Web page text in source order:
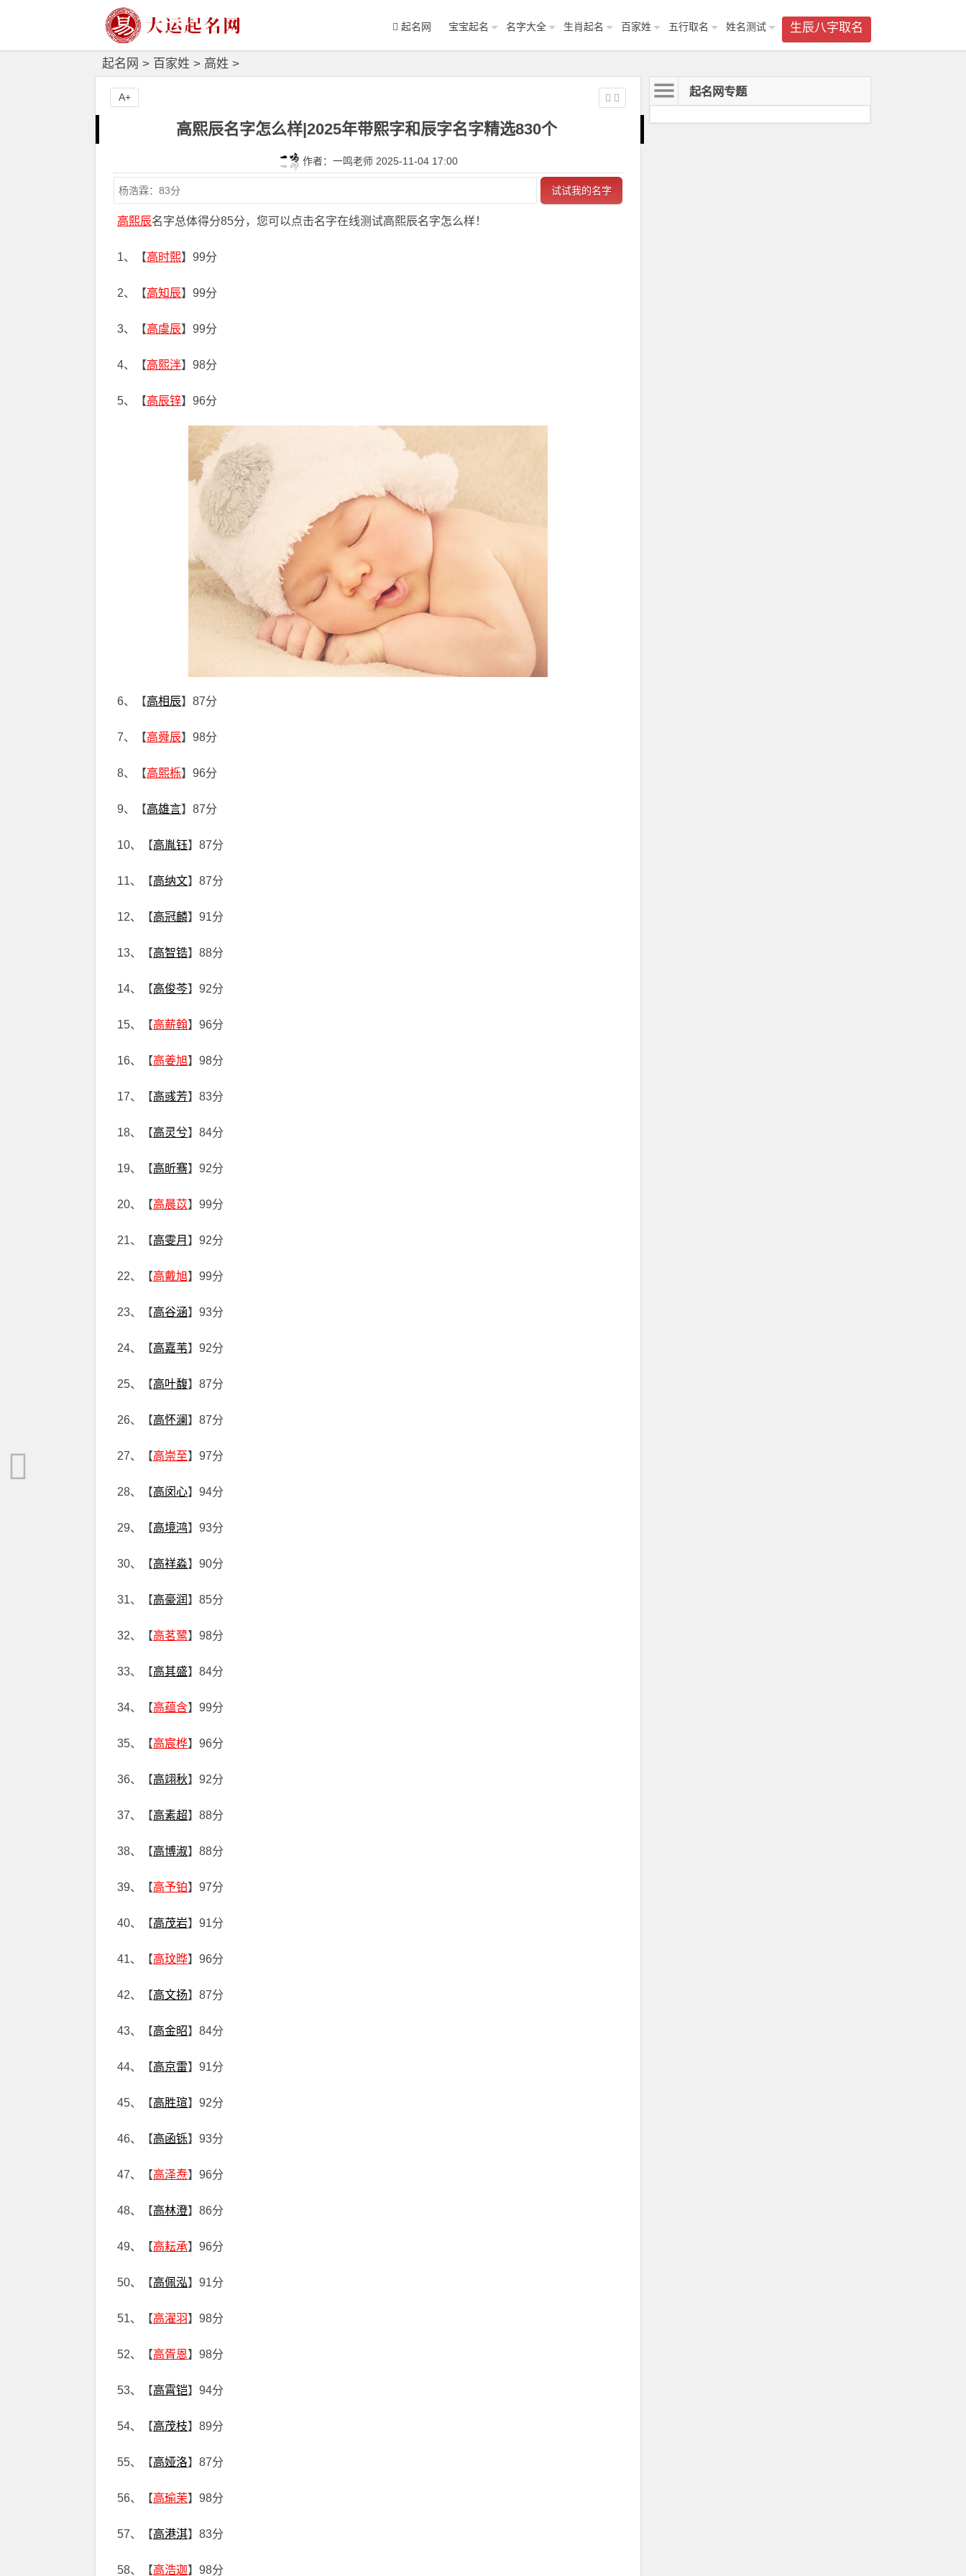
生辰八字取名
起名网 宝宝起名 名字大全 生肖起名 百家姓 五行取名 姓名测试
起名网 > 百家姓 > 高姓 >
高熙辰名字怎么样|2025年带熙字和辰字名字精选830个
作者：一鸣老师 2025-11-04 17:00
试试我的名字
高熙辰名字总体得分85分，您可以点击名字在线测试高熙辰名字怎么样！
1、【高时熙】99分
2、【高知辰】99分
3、【高虞辰】99分
4、【高熙泮】98分
5、【高辰锌】96分
6、【高相辰】87分
7、【高舜辰】98分
8、【高熙栎】96分
9、【高雄言】87分
10、【高胤钰】87分
11、【高纳文】87分
12、【高冠麟】91分
13、【高智锆】88分
14、【高俊芩】92分
15、【高薪翰】96分
16、【高姜旭】98分
17、【高彧芳】83分
18、【高灵兮】84分
19、【高昕骞】92分
20、【高晨苡】99分
21、【高雯月 】92分
22、【高戴旭】99分
23、【高谷涵】93分
24、【高嘉苇】92分
25、【高叶馥】87分
26、【高怀澜 】87分
27、【高崇至】97分
28、【高闵心】94分
29、【高境鸿】93分
30、【高祥淼】90分
31、【高豪润 】85分
32、【高茗鹭】98分
33、【高其盛】84分
34、【高蕴含】99分
35、【高宸桦】96分
36、【高翊秋】92分
37、【高素超】88分
38、【高博淑】88分
39、【高予铂】97分
40、【高茂岩】91分
41、【高玟晔】96分
42、【高文扬】87分
43、【高金昭】84分
44、【高京雷】91分
45、【高胜瑄】92分
46、【高函铄】93分
47、【高泽焘】96分
48、【高林澄】86分
49、【高耘承】96分
50、【高佩泓】91分
51、【高濯羽】98分
52、【高胥恩】98分
53、【高霄铠】94分
54、【高茂枝】89分
55、【高娅洛】87分
56、【高瑜茉】98分
57、【高港淇】83分
58、【高浩迦】98分
A+ 起名网专题